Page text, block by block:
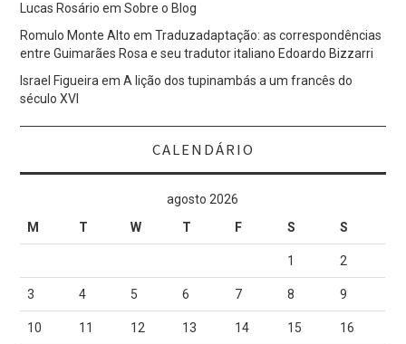
Lucas Rosário emSobre o Blog
Romulo Monte Alto emTraduzadaptação: as correspondências
entre Guimarães Rosa e seu tradutor italiano Edoardo Bizzarri
Israel FigueiraemA lição dos tupinambás a um francês do
século XVI
CALENDÁRIO
agosto 2026
M
T W T F S S
1 2
3 4 5 6 7 8 9
10 11 12 13 14 15 16